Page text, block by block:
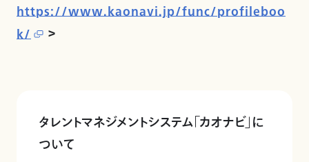
https://www.kaonavi.jp/func/profileboo
k/
＞
タレントマネジメントシステム「カオナビ」に
ついて